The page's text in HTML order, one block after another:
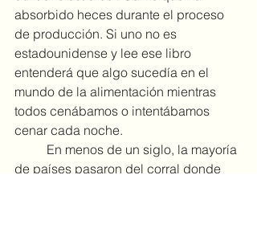
absorbido heces durante el proceso
de producción. Si uno no es
estadounidense y lee ese libro
entenderá que algo sucedía en el
mundo de la alimentación mientras
todos cenábamos o intentábamos
cenar cada noche.
de países pasaron del corral donde